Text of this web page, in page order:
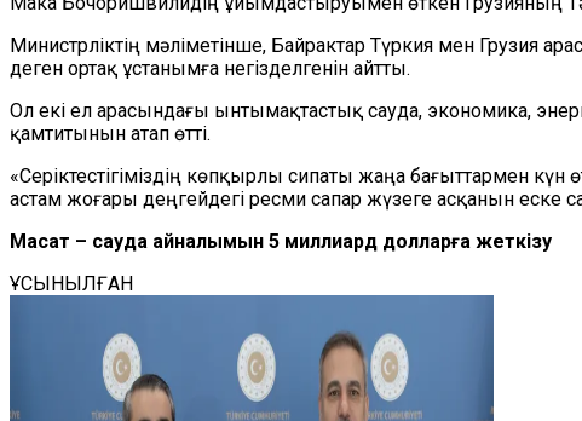
Министрліктің мәліметінше, Байрактар Түркия мен Грузия
деген ортақ ұстанымға негізделгенін айтты.
Ол екі ел арасындағы ынтымақтастық сауда, экономика,
қамтитынын атап өтті.
«Серіктестігіміздің көпқырлы сипаты жаңа бағыттармен
астам жоғары деңгейдегі ресми сапар жүзеге асқанын
Мақсат – сауда айналымын 5 миллиард долларға жеткізу
ҰСЫНЫЛҒАН